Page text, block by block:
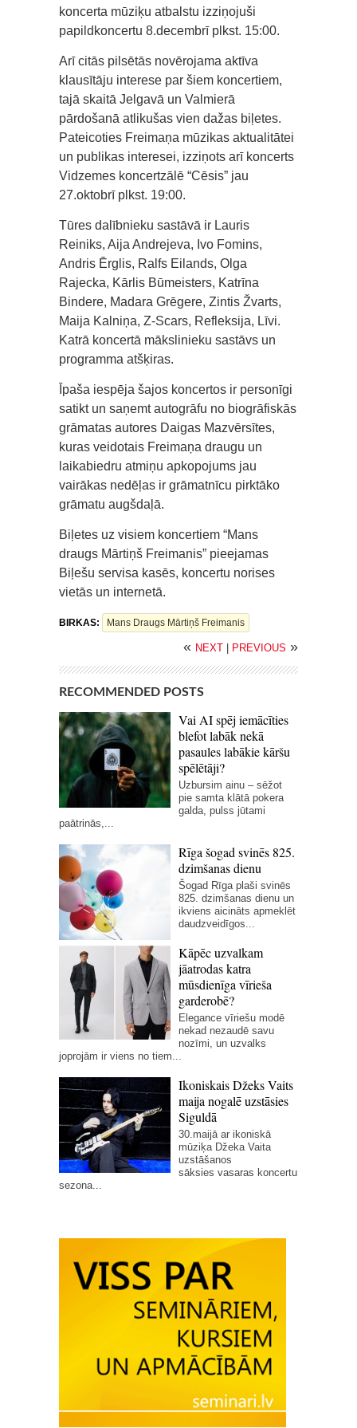
koncerta mūziķu atbalstu izziņojuši
papildkoncertu 8.decembrī plkst. 15:00.
Arī citās pilsētās novērojama aktīva
klausītāju interese par šiem koncertiem,
tajā skaitā Jelgavā un Valmierā
pārdošanā atlikušas vien dažas biļetes.
Pateicoties Freimaņa mūzikas aktualitātei
un publikas interesei, izziņots arī koncerts
Vidzemes koncertzālē “Cēsis” jau
27.oktobrī plkst. 19:00.
Tūres dalībnieku sastāvā ir Lauris
Reiniks, Aija Andrejeva, Ivo Fomins,
Andris Ērglis, Ralfs Eilands, Olga
Rajecka, Kārlis Būmeisters, Katrīna
Bindere, Madara Grēgere, Zintis Žvarts,
Maija Kalniņa, Z-Scars, Refleksija, Līvi.
Katrā koncertā mākslinieku sastāvs un
programma atšķiras.
Īpaša iespēja šajos koncertos ir personīgi
satikt un saņemt autogrāfu no biogrāfiskās
grāmatas autores Daigas Mazvērsītes,
kuras veidotais Freimaņa draugu un
laikabiedru atmiņu apkopojums jau
vairākas nedēļas ir grāmatnīcu pirktāko
grāmatu augšdaļā.
Biļetes uz visiem koncertiem “Mans
draugs Mārtiņš Freimanis” pieejamas
Biļešu servisa kasēs, koncertu norises
vietās un internetā.
BIRKAS: Mans Draugs Mārtiņš Freimanis
« NEXT | PREVIOUS »
RECOMMENDED POSTS
Vai AI spēj iemācīties
blefot labāk nekā
pasaules labākie kāršu
spēlētāji?
Uzbursim ainu – sēžot
pie samta klātā pokera
galda, pulss jūtami
paātrinās,...
Rīga šogad svinēs 825.
dzimšanas dienu
Šogad Rīga plaši svinēs
825. dzimšanas dienu un
ikviens aicināts apmeklēt
daudzveidīgos...
Kāpēc uzvalkam
jāatrodas katra
mūsdienīga vīrieša
garderobē?
Elegance vīriešu modē
nekad nezaudē savu
nozīmi, un uzvalks
joprojām ir viens no tiem...
Ikoniskais Džeks Vaits
maija nogalē uzstāsies
Siguldā
30.maijā ar ikoniskā
mūziķa Džeka Vaita
uzstāšanos
sāksies vasaras koncertu
sezona...